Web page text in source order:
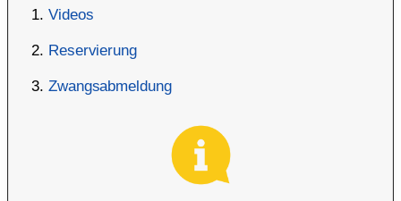
Videos
Reservierung
Zwangsabmeldung